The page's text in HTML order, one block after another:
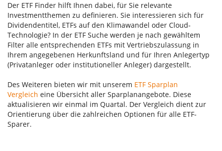
Der ETF Finder hilft Ihnen dabei, für Sie relevante
Investmentthemen zu definieren. Sie interessieren sich für
Dividendentitel, ETFs auf den Klimawandel oder Cloud-
Technologie? In der ETF Suche werden je nach gewähltem
Filter alle entsprechenden ETFs mit Vertriebszulassung in
Ihrem angegebenen Herkunftsland und für Ihren Anlegertyp
(Privatanleger oder institutioneller Anleger) dargestellt.
Des Weiteren bieten wir mit unserem ETF Sparplan
Vergleich eine Übersicht aller Sparplanangebote. Diese
aktualisieren wir einmal im Quartal. Der Vergleich dient zur
Orientierung über die zahlreichen Optionen für alle ETF-
Sparer.